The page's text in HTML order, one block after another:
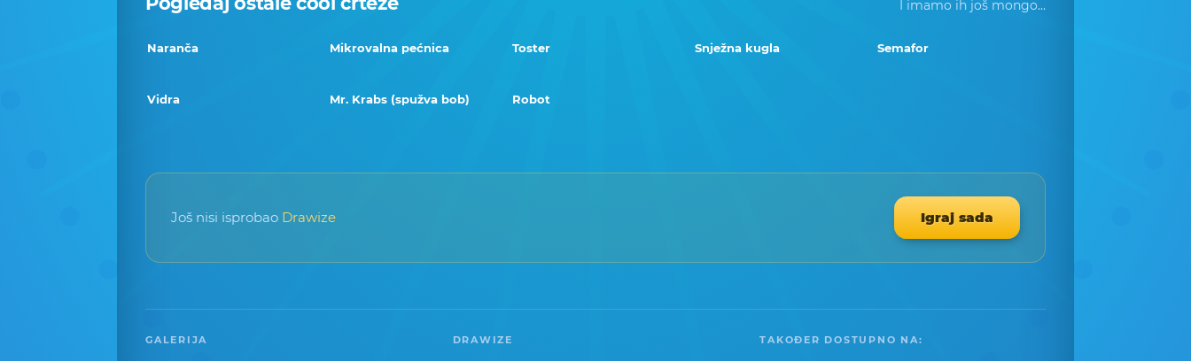
I imamo ih još mongo...
Naranča Mikrovalna pećnica Toster Snježna kugla Semafor
Vidra Mr. Krabs (spužva bob) Robot
Još nisi isprobao Drawize Igraj sada
GALERIJA DRAWIZE TAKOĐER DOSTUPNO NA: